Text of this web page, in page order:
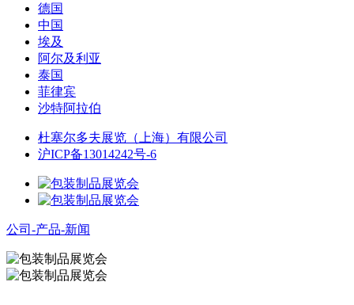
德国
中国
埃及
阿尔及利亚
泰国
菲律宾
沙特阿拉伯
杜塞尔多夫展览（上海）有限公司
沪ICP备13014242号-6
公司-产品-新闻